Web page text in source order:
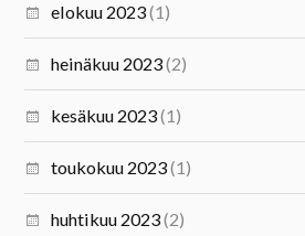
elokuu 2023(1)
heinäkuu 2023(2)
kesäkuu 2023(1)
toukokuu 2023(1)
huhtikuu 2023(2)